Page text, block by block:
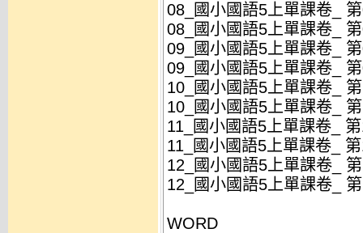
08_國小國語5上單課卷_
08_國小國語5上單課卷_
09_國小國語5上單課卷_
09_國小國語5上單課卷_
10_國小國語5上單課卷_
10_國小國語5上單課卷_
11_國小國語5上單課卷_
11_國小國語5上單課卷_
12_國小國語5上單課卷_
12_國小國語5上單課卷_
WORD